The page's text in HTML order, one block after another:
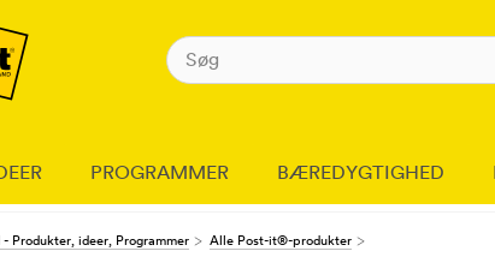
PROGRAMMER BÆREDYGTIGHED
Produkter, ideer, Programmer Alle Post-it®-produkter